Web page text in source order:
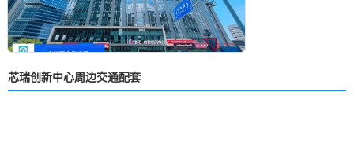
芯瑞创新中心周边交通配套